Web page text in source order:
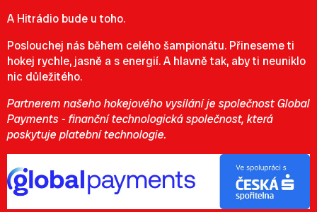
A Hitrádio bude u toho.
Poslouchej nás během celého šampionátu. Přineseme ti
hokej rychle, jasně a s energií. A hlavně tak, aby ti neuniklo
nic důležitého.
Partnerem našeho hokejového vysílání je společnost Global
Payments - finanční technologická společnost, která
poskytuje platební technologie.